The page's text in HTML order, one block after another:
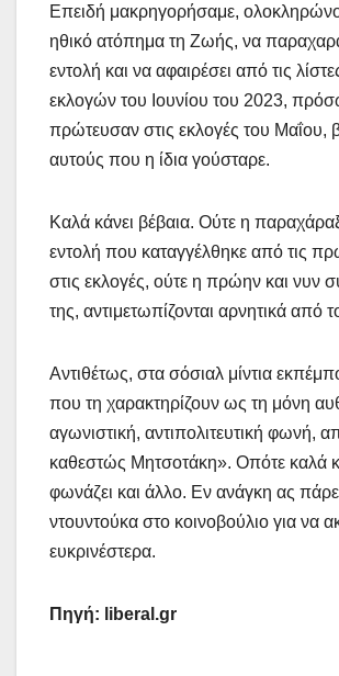
Επειδή μακρηγορήσαμε,
ηθικό ατόπημα τη Ζωής, να
εντολή και να αφαιρέσει από τις
εκλογών του Ιουνίου του 2023,
πρώτευσαν στις εκλογές του Μαΐου,
αυτούς που η ίδια γούσταρε.
Καλά κάνει βέβαια. Ούτε η
εντολή που καταγγέλθηκε από τις
στις εκλογές, ούτε η πρώην και νυν
της, αντιμετωπίζονται αρνητικά από
Αντιθέτως, στα σόσιαλ μίντια
που τη χαρακτηρίζουν ως τη μόνη
αγωνιστική, αντιπολιτευτική φωνή,
καθεστώς Μητσοτάκη». Οπότε καλά
φωνάζει και άλλο. Εν ανάγκη ας
ντουντούκα στο κοινοβούλιο για να
ευκρινέστερα.
Πηγή: liberal.gr